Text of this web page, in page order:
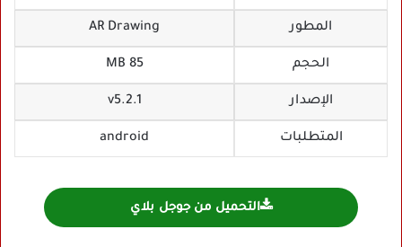
المطور AR Drawing
الحجم 85 MB
الإصدار v5.2.1
المتطلبات android
التحميل من جوجل بلاي